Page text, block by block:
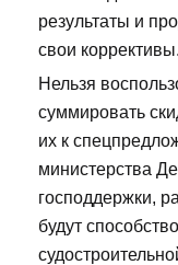
результаты и
свои коррективы.
Нельзя
суммировать
их к
министерства
господдержки,
будут